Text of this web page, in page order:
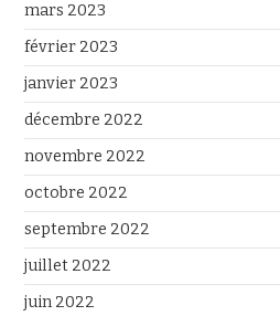
mars 2023
février 2023
janvier 2023
décembre 2022
novembre 2022
octobre 2022
septembre 2022
juillet 2022
juin 2022